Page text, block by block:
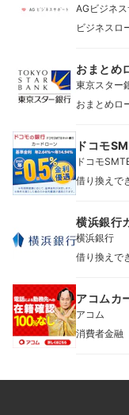
AGビジネス
ビジネスロ
おまとめ
東京スター
おまとめロ
ドコモ
ドコモ
借り換えで
横浜銀行
横浜銀行
借り換えで
アコムカ
アコム
消費者金融